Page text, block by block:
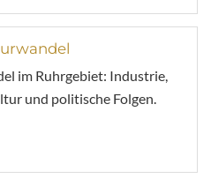
im Ruhrgebiet: Industrie,
und politische Folgen.